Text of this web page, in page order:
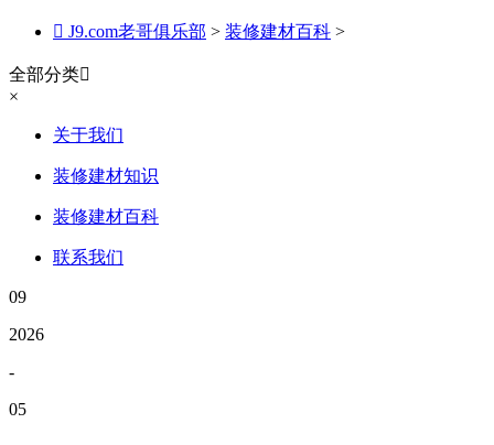
 J9.com老哥俱乐部 > 装修建材百科 >
全部分类
×
关于我们
装修建材知识
装修建材百科
联系我们
09
2026
-
05